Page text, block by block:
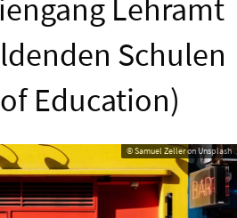
Lehramt
Schulen
Education)
© Samuel Zeller on Unsplash